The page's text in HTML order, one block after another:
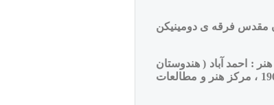
. نیویورک ،سال 70-1961 ، کنیسه ی مایکوه،سال های 68-1965 ، دیر خواهران مقدس فرقه ی دومینیکن
: نیوهاون – کانکتنیکوت ،سال 1963- موسسه امور اداری هنر : احمد آباد ( هندوستان
سال های 72-1967 ، موزه ی هنری کیمبل : فورت ورس – تگزاس ،سال های 77- 1969 ، مرکز هنر و مطالعات